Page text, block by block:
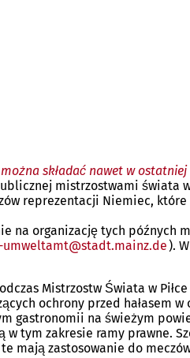
składać nawet w
mistrzostwami świata w
reprezentacji Niemiec, które
na organizację tych późnych
umweltamt stadt.mainz de ).
Mistrzostw Świata w Piłce
ochrony przed hałasem
na świeżym
tym zakresie ramy prawne.
mają zastosowanie do